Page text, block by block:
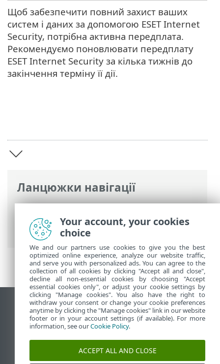
Ланцюжки навігації
Інтерактивна довідка ESET>ESET
Internet Security>ESET Internet
Security
Щоб забезпечити повний захист ваших
систем і даних за допомогою ESET Internet
Security, потрібна активна передплата.
Рекомендуємо поновлювати передплату
ESET Internet Security за кілька тижнів до
закінчення терміну її дії.
Переглянути повну версію
End of Life
База знань ESET
Форум ESET
ESET Status Portal
Your account, your cookies
choice
We and our partners use cookies to give you the best
optimized online experience, analyze our website traffic,
and serve you with personalized ads. You can agree to the
collection of all cookies by clicking "Accept all and close",
decline all non-essential cookies by choosing "Accept
essential cookies only", or adjust your cookie settings by
clicking "Manage cookies". You also have the right to
withdraw your consent or change your cookie preferences
anytime by clicking the "Manage cookies" link in our website
footer or in your account settings (if available). For more
information, see ourCookie Policy.
ACCEPT ALL AND CLOSE